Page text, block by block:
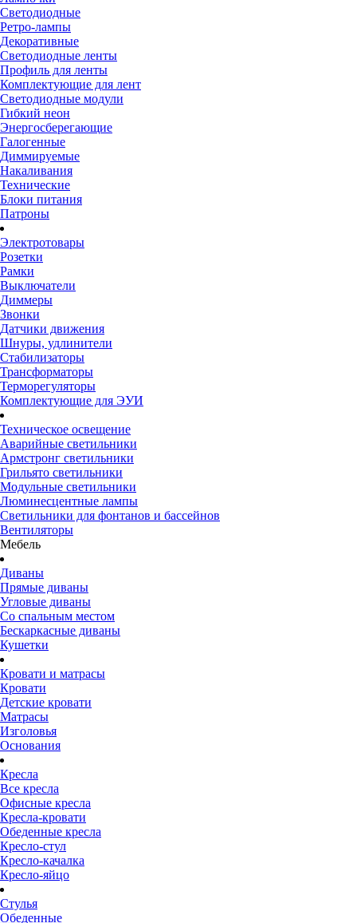
Светодиодные
Ретро-лампы
Декоративные
Светодиодные ленты
Профиль для ленты
Комплектующие для лент
Светодиодные модули
Гибкий неон
Энергосберегающие
Галогенные
Диммируемые
Накаливания
Технические
Блоки питания
Патроны
Электротовары
Розетки
Рамки
Выключатели
Диммеры
Звонки
Датчики движения
Шнуры, удлинители
Стабилизаторы
Трансформаторы
Терморегуляторы
Комплектующие для ЭУИ
Техническое освещение
Аварийные светильники
Армстронг светильники
Грильято светильники
Модульные светильники
Люминесцентные лампы
Светильники для фонтанов и бассейнов
Вентиляторы
Мебель
Диваны
Прямые диваны
Угловые диваны
Со спальным местом
Бескаркасные диваны
Кушетки
Кровати и матрасы
Кровати
Детские кровати
Матрасы
Изголовья
Основания
Кресла
Все кресла
Офисные кресла
Кресла-кровати
Обеденные кресла
Кресло-стул
Кресло-качалка
Кресло-яйцо
Стулья
Обеденные